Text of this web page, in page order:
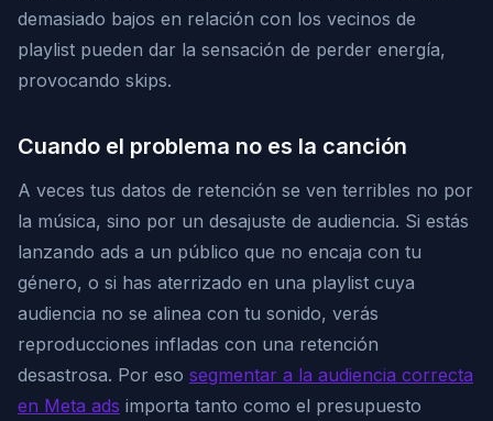
demasiado bajos en relación con los vecinos de
playlist pueden dar la sensación de perder energía,
provocando skips.
Cuando el problema no es la canción
A veces tus datos de retención se ven terribles no por
la música, sino por un desajuste de audiencia. Si estás
lanzando ads a un público que no encaja con tu
género, o si has aterrizado en una playlist cuya
audiencia no se alinea con tu sonido, verás
reproducciones infladas con una retención
desastrosa. Por eso segmentar a la audiencia correcta
en Meta ads importa tanto como el presupuesto